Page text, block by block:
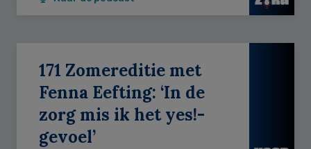
171 Zomereditie met
Fenna Eefting: ‘In de
zorg mis ik het yes!-
gevoel’